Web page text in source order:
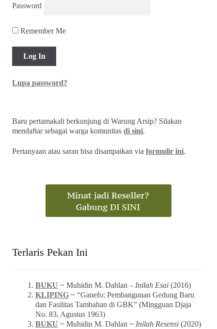
Password
Remember Me
Lupa password?
Baru pertamakali berkunjung di Warung Arsip? Silakan
mendaftar sebagai warga komunitasdi sini.
Pertanyaan atau saran bisa disampaikan viaformulir ini.
Terlaris Pekan Ini
BUKU ~ Muhidin M. Dahlan – Inilah Esai(2016)
KLIPING~ “Ganefo: Pembangunan Gedung Baru
dan Fasilitas Tambahan di GBK” (Mingguan Djaja
No. 83, Agustus 1963)
BUKU ~ Muhidin M. Dahlan ~ Inilah Resensi(2020)